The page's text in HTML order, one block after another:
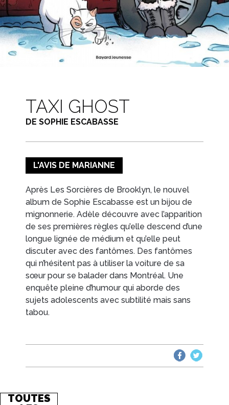
TAXI GHOST
DE SOPHIE ESCABASSE
L'AVIS DE MARIANNE
Après Les Sorcières de Brooklyn, le nouvel
album de Sophie Escabasse est un bijou de
mignonnerie. Adèle découvre avec l’apparition
de ses premières règles qu’elle descend d’une
longue lignée de médium et qu’elle peut
discuter avec des fantômes. Des fantômes
qui n’hésitent pas à utiliser la voiture de sa
sœur pour se balader dans Montréal. Une
enquête pleine d’humour qui aborde des
sujets adolescents avec subtilité mais sans
tabou.
TOUTES